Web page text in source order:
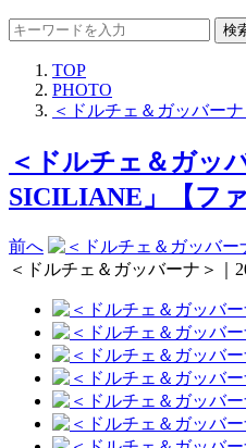
検
TOP
PHOTO
＜ドルチェ＆ガッバー
＜ドルチェ＆ガッ
SICILIANE」【フ
前へ
＜ドルチェ＆ガッバーナ＞